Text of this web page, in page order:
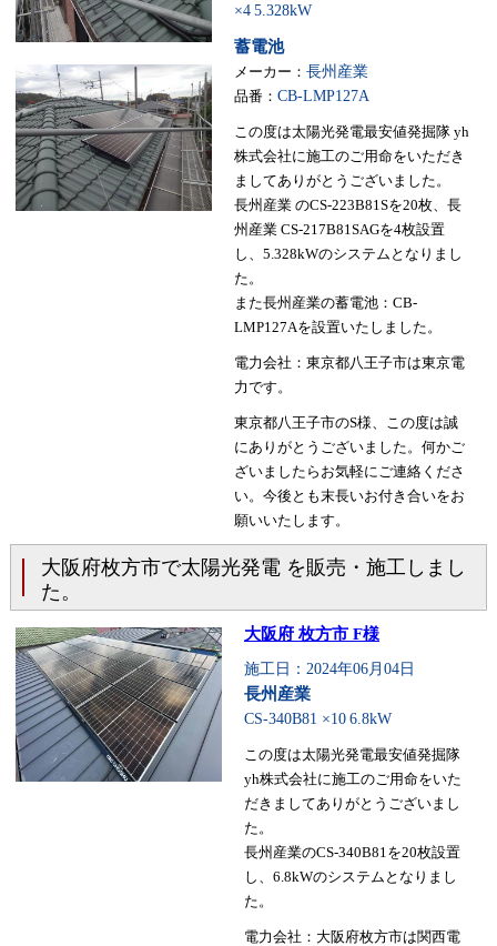
×4 5.328kW
蓄電池
メーカー： 長州産業
品番： CB-LMP127A
この度は太陽光発電最安値発掘隊 yh
株式会社に施工のご用命をいただき
ましてありがとうございました。
長州産業 のCS-223B81Sを20枚、長
州産業 CS-217B81SAGを4枚設置
し、5.328kWのシステムとなりまし
た。
また長州産業の蓄電池：CB-
LMP127Aを設置いたしました。
電力会社：東京都八王子市は東京電
力です。
東京都八王子市のS様、この度は誠
にありがとうございました。何かご
ざいましたらお気軽にご連絡くださ
い。今後とも末長いお付き合いをお
願いいたします。
大阪府枚方市で太陽光発電 を販売・施工しまし
た。
大阪府 枚方市 F様
施工日：2024年06月04日
長州産業
CS-340B81 ×10 6.8kW
この度は太陽光発電最安値発掘隊
yh株式会社に施工のご用命をいた
だきましてありがとうございまし
た。
長州産業のCS-340B81を20枚設置
し、6.8kWのシステムとなりまし
た。
電力会社：大阪府枚方市は関西電